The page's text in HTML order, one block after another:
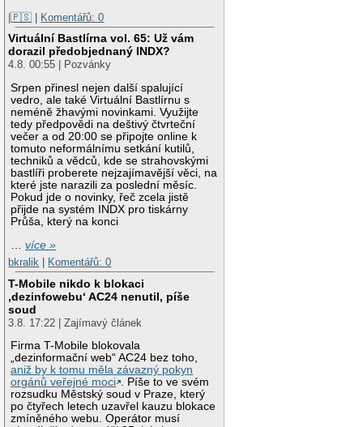
|🇵🇸 | Komentářů: 0
Virtuální Bastlírna vol. 65: Už vám
dorazil předobjednaný INDX?
4.8. 00:55 | Pozvánky
Srpen přinesl nejen další spalující
vedro, ale také Virtuální Bastlírnu s
neméně žhavými novinkami. Využijte
tedy předpovědi na deštivý čtvrteční
večer a od 20:00 se připojte online k
tomuto neformálnímu setkání kutilů,
techniků a vědců, kde se strahovskými
bastlíři proberete nejzajímavější věci, na
které jste narazili za poslední měsíc.
Pokud jde o novinky, řeč zcela jistě
přijde na systém INDX pro tiskárny
Průša, který na konci
…více »
bkralik
Komentářů: 0
T-Mobile nikdo k blokaci
‚dezinfowebu‘ AC24 nenutil, píše
soud
3.8. 17:22 | Zajímavý článek
Firma T-Mobile blokovala
„dezinformační web“ AC24 bez toho,
aniž by k tomu měla závazný pokyn
orgánů veřejné moci . Píše to ve svém
rozsudku Městský soud v Praze, který
po čtyřech letech uzavřel kauzu blokace
zmíněného webu. Operátor musí